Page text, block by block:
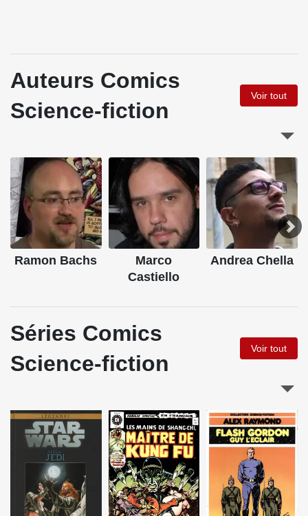
Auteurs Comics
Science-fiction
Voir tout
Ramon Bachs
Marco
Castiello
Andrea Chella
Séries Comics
Science-fiction
Voir tout